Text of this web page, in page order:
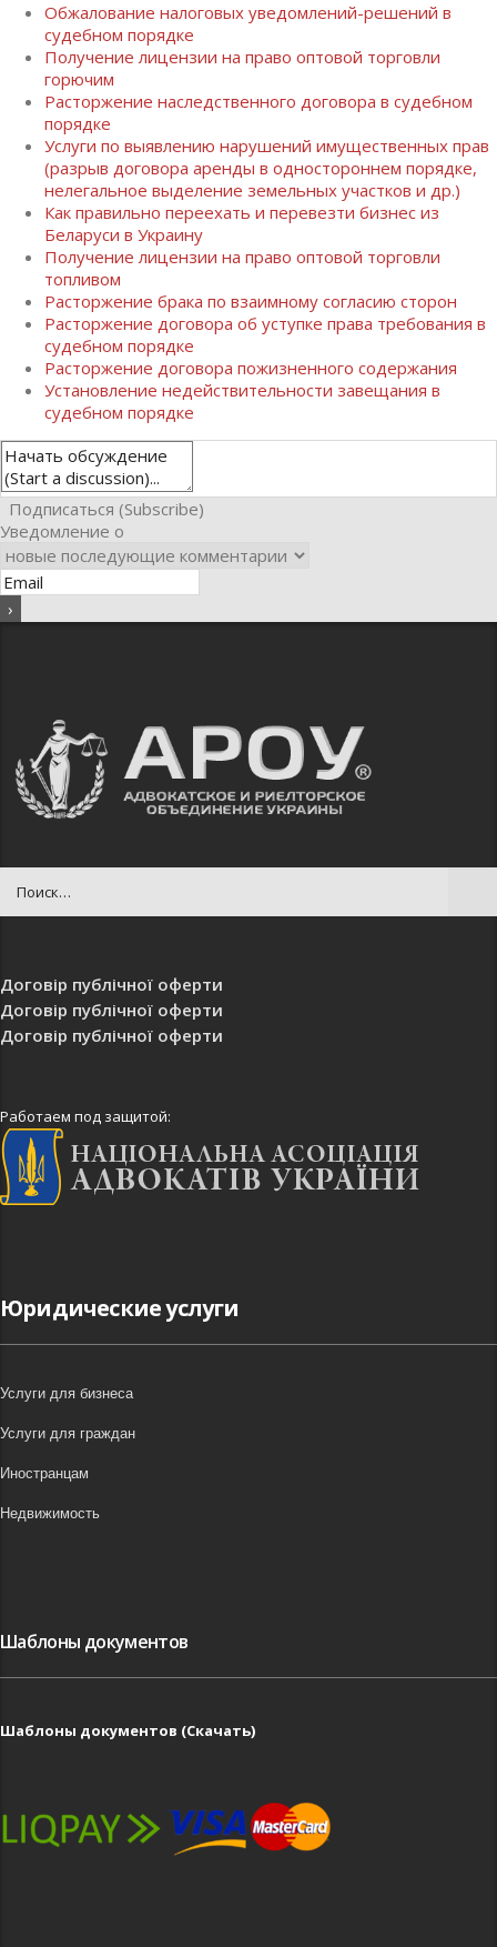
Обжалование налоговых уведомлений-решений в
судебном порядке
Получение лицензии на право оптовой торговли
горючим
Расторжение наследственного договора в судебном
порядке
Услуги по выявлению нарушений имущественных прав
(разрыв договора аренды в одностороннем порядке,
нелегальное выделение земельных участков и др.)
Как правильно переехать и перевезти бизнес из
Беларуси в Украину
Получение лицензии на право оптовой торговли
топливом
Расторжение брака по взаимному согласию сторон
Расторжение договора об уступке права требования в
судебном порядке
Расторжение договора пожизненного содержания
Установление недействительности завещания в
судебном порядке
Подписаться (Subscribe)
Уведомление о
Договір публічної оферти
Договір публічної оферти
Договір публічної оферти
Работаем под защитой:
Юридические услуги
Услуги для бизнеса
Услуги для граждан
Иностранцам
Недвижимость
Шаблоны документов
Шаблоны документов (Скачать)